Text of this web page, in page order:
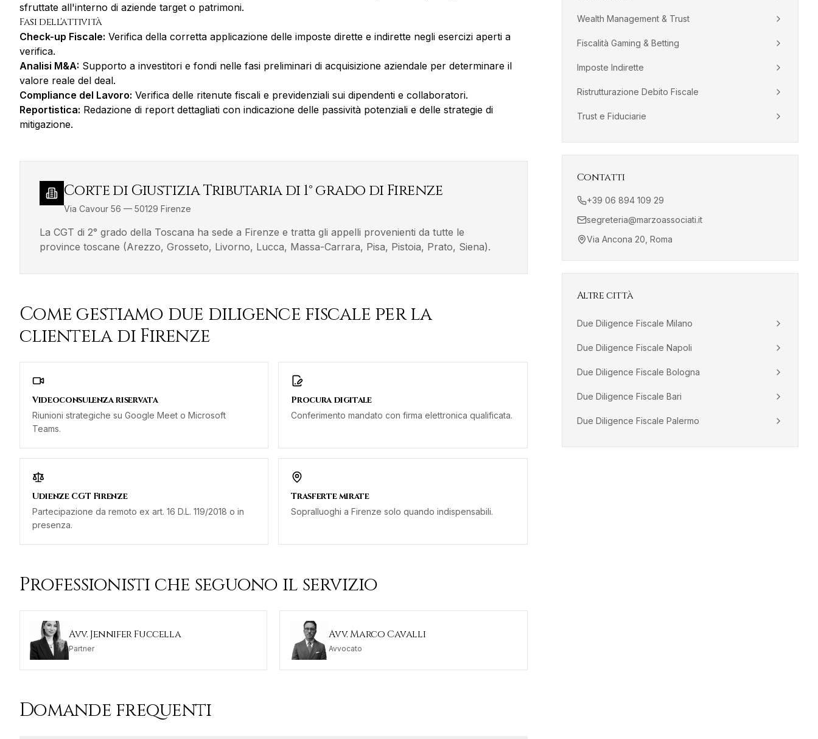
sfruttate all'interno di aziende target o patrimoni.
Fasi dell'attività
Check-up Fiscale: Verifica della corretta applicazione delle imposte dirette e indirette negli esercizi aperti a
verifica.
Analisi M&A: Supporto a investitori e fondi nelle fasi preliminari di acquisizione aziendale per determinare il
valore reale del deal.
Compliance del Lavoro: Verifica delle ritenute fiscali e previdenziali sui dipendenti e collaboratori.
Reportistica: Redazione di report dettagliati con indicazione delle passività potenziali e delle strategie di
mitigazione.
Corte di Giustizia Tributaria di 1° grado di Firenze
Via Cavour 56 — 50129 Firenze
La CGT di 2° grado della Toscana ha sede a Firenze e tratta gli appelli provenienti da tutte le
province toscane (Arezzo, Grosseto, Livorno, Lucca, Massa-Carrara, Pisa, Pistoia, Prato, Siena).
Come gestiamo due diligence fiscaleper la
clientela di Firenze
Videoconsulenza riservata
Riunioni strategiche su Google Meet o Microsoft
Teams.
Procura digitale
Conferimento mandato con firma elettronica qualificata.
Udienze CGT Firenze
Partecipazione da remoto ex art. 16 D.L. 119/2018 o in
presenza.
Trasferte mirate
Sopralluoghi a Firenze solo quando indispensabili.
Professionisti che seguono il servizio
Avv. Jennifer Fuccella
Partner
Avv. Marco Cavalli
Avvocato
Domande frequenti
Wealth Management & Trust
Fiscalità Gaming & Betting
Imposte Indirette
Ristrutturazione Debito Fiscale
Trust e Fiduciarie
Contatti
+39 06 894 109 29
segreteria@marzoassociati.it
Via Ancona 20, Roma
Altre città
Due Diligence Fiscale Milano
Due Diligence Fiscale Napoli
Due Diligence Fiscale Bologna
Due Diligence Fiscale Bari
Due Diligence Fiscale Palermo